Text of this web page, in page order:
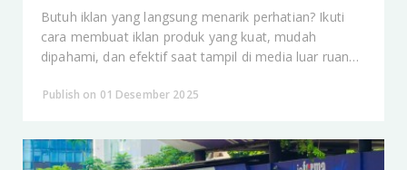
Butuh iklan yang langsung menarik perhatian? Ikuti
cara membuat iklan produk yang kuat, mudah
dipahami, dan efektif saat tampil di media luar ruang.
Publish on 01 Desember 2025